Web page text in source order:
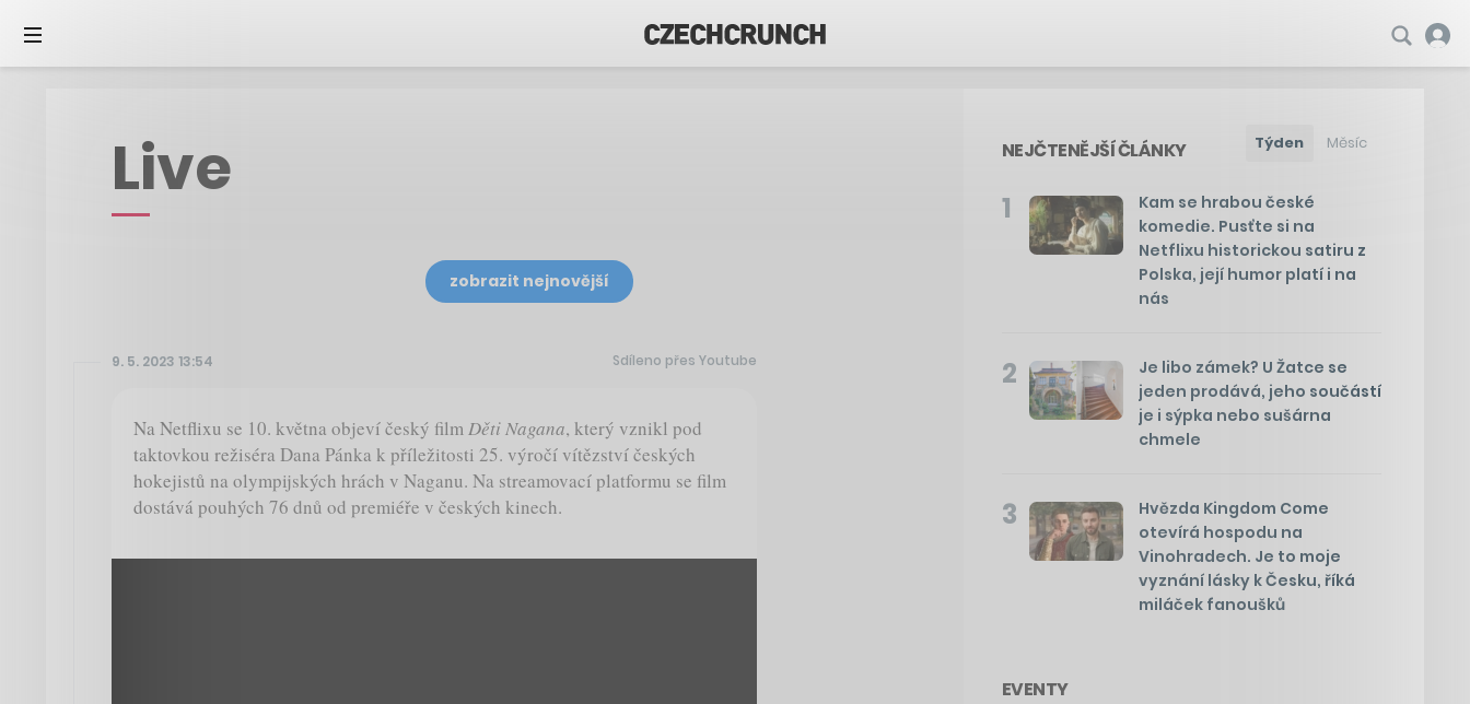
Live
zobrazit nejnovější
9. 5. 2023 13:54 Sdíleno přes Youtube
Na Netflixu se 10. května objeví český filmDěti Nagana, který vznikl pod
taktovkou režiséra Dana Pánka k příležitosti 25. výročí vítězství českých
hokejistů na olympijských hrách v Naganu. Na streamovací platformu se film
dostává pouhých 76 dnů od premiéře v českých kinech.
NEJČTENĚJŠÍ ČLÁNKY Týden Měsíc
1
Kam se hrabou české
komedie. Pusťte si na
Netflixu historickou satiru z
Polska, její humor platí i na
nás
2
Je libo zámek? U Žatce se
jeden prodává, jeho součástí
je i sýpka nebo sušárna
chmele
3
Hvězda Kingdom Come
otevírá hospodu na
Vinohradech. Je to moje
vyznání lásky k Česku, říká
miláček fanoušků
EVENTY